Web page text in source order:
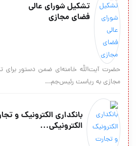
تشكیل شورای عالی
فضای مجازی
حضرت آيت‌الله خامنه‌ای ضمن دستور برای
مجازی به رياست رئيس‌جم...
بانکدارى الکترونیک و
الکترونیکى...